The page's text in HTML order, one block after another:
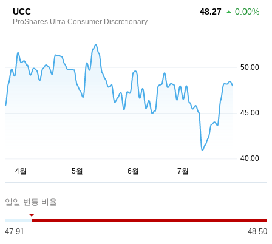
UCC
ProShares Ultra Consumer Discretionary
48.27 0.00%
일일 변동 비율
47.91 48.50